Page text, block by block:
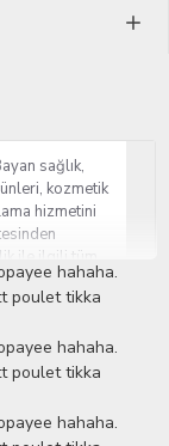
sağlık,
kozmetik
hizmetini
ile ilgili tüm
kadrosu ile
karşılıyor.
çalışma
sağlıklı ve
sektöründeki
yaklaşık
sektörde
hahaha.
poulet tikka
hahaha.
poulet tikka
hahaha.